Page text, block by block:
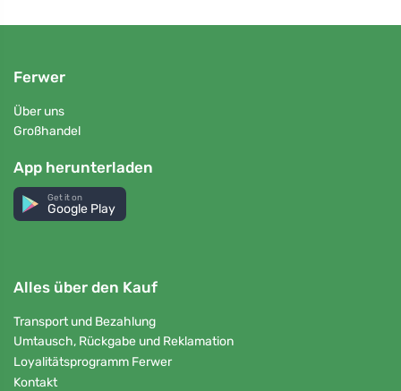
Ferwer
Über uns
Großhandel
App herunterladen
Get it on
Google Play
Alles über den Kauf
Transport und Bezahlung
Umtausch, Rückgabe und Reklamation
Loyalitätsprogramm Ferwer
Kontakt